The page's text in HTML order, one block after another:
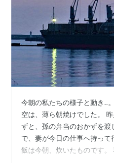
今朝の私たちの様子と動き‥
空は、薄ら朝焼けでした。
ずと、孫の弁当のおかずを渡
で、妻が今日の仕事へ持っ
飯は今朝、炊いたものです。